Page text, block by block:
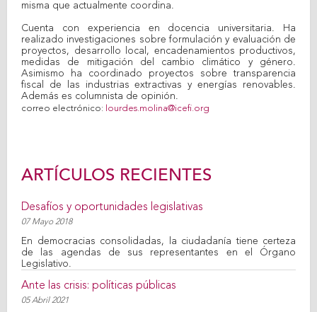
misma que actualmente coordina.
Cuenta con experiencia en docencia universitaria. Ha
realizado investigaciones sobre formulación y evaluación de
proyectos, desarrollo local, encadenamientos productivos,
medidas de mitigación del cambio climático y género.
Asimismo ha coordinado proyectos sobre transparencia
fiscal de las industrias extractivas y energías renovables.
Además es columnista de opinión.
correo electrónico: lourdes.molina@icefi.org
ARTÍCULOS RECIENTES
Desafíos y oportunidades legislativas
07 Mayo 2018
En democracias consolidadas, la ciudadanía tiene certeza
de las agendas de sus representantes en el Órgano
Legislativo.
Ante las crisis: políticas públicas
05 Abril 2021